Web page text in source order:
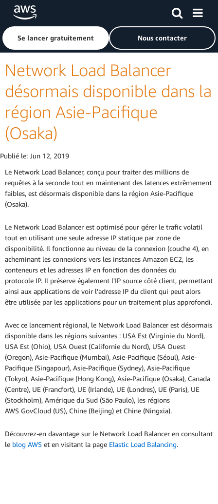
Passer au contenu principal
Cliquer ici pour revenir à la page d'accueil d'Amazon Web
Se lancer gratuitement Nous contacter
Network Load Balancer
désormais disponible dans la
région Asie-Pacifique
(Osaka)
Publié le: Jun 12, 2019
Le Network Load Balancer, conçu pour traiter des millions de
requêtes à la seconde tout en maintenant des latences extrêmement
faibles, est désormais disponible dans la région Asie-Pacifique
(Osaka).
Le Network Load Balancer est optimisé pour gérer le trafic volatil
tout en utilisant une seule adresse IP statique par zone de
disponibilité. Il fonctionne au niveau de la connexion (couche 4), en
acheminant les connexions vers les instances Amazon EC2, les
conteneurs et les adresses IP en fonction des données du
protocole IP. Il préserve également l'IP source côté client, permettant
ainsi aux applications de voir l'adresse IP du client qui peut alors
être utilisée par les applications pour un traitement plus approfondi.
Avec ce lancement régional, le Network Load Balancer est désormais
disponible dans les régions suivantes : USA Est (Virginie du Nord),
USA Est (Ohio), USA Ouest (Californie du Nord), USA Ouest
(Oregon), Asie-Pacifique (Mumbai), Asie-Pacifique (Séoul), Asie-
Pacifique (Singapour), Asie-Pacifique (Sydney), Asie-Pacifique
(Tokyo), Asie-Pacifique (Hong Kong), Asie-Pacifique (Osaka), Canada
(Centre), UE (Francfort), UE (Irlande), UE (Londres), UE (Paris), UE
(Stockholm), Amérique du Sud (São Paulo), les régions
AWS GovCloud (US), Chine (Beijing) et Chine (Ningxia).
Découvrez-en davantage sur le Network Load Balancer en consultant
le blog AWS et en visitant la page Elastic Load Balancing.